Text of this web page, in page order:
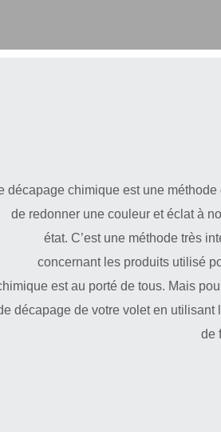
décapage chimique est une
de redonner une couleur et éclat à
état. C’est une méthode très
concernant les produits utilisé
est au porté de tous. Mais
décapage de votre volet en
de